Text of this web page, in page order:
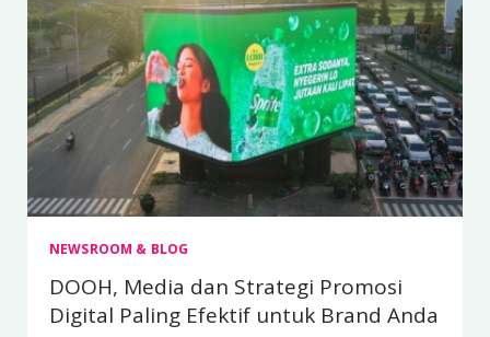
NEWSROOM & BLOG
DOOH, Media dan Strategi Promosi
Digital Paling Efektif untuk Brand Anda